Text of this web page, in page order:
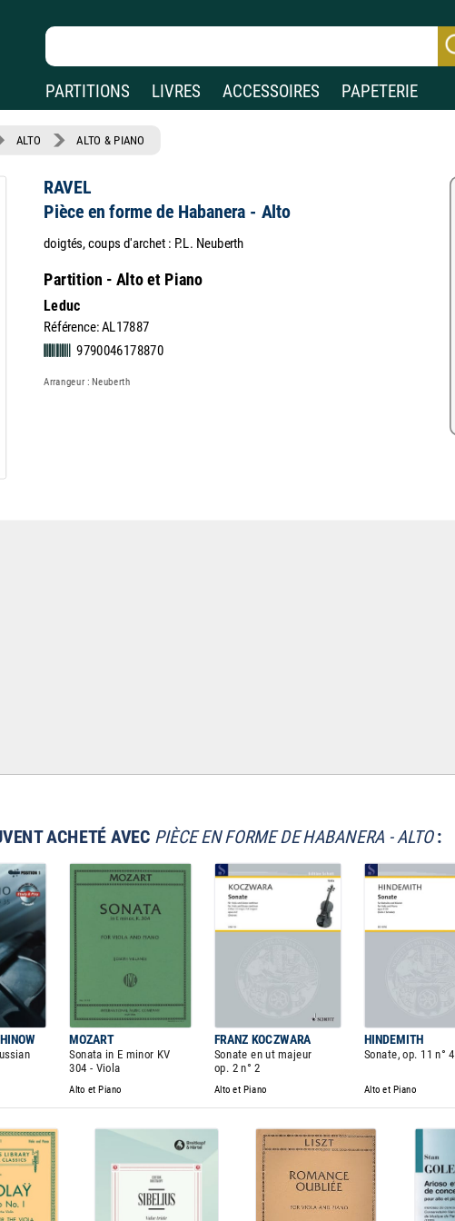
PARTITIONS LIVRES ACCESSOIRES PAPETERIE
ALTO ALTO & PIANO
RAVEL
Pièce en forme de Habanera - Alto
doigtés, coups d'archet : P.L. Neuberth
Partition - Alto et Piano
Leduc
Référence: AL17887
9790046178870
Arrangeur : Neuberth
ACHETÉ AVEC PIÈCE EN FORME DE HABANERA - ALTO:
MOZART FRANZ KOCZWARA HINDEMITH
Sonata in E minor KV
304 - Viola
Sonate en ut majeur
op. 2 n° 2
Sonate, op. 11 n° 4
Alto et Piano Alto et Piano Alto et Piano